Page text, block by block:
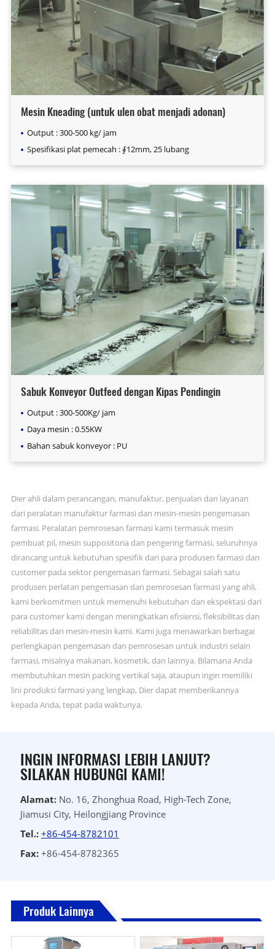
Mesin Kneading (untuk ulen obat menjadi adonan)
Output : 300-500 kg/ jam
Spesifikasi plat pemecah : ∮12mm, 25 lubang
Sabuk Konveyor Outfeed dengan Kipas Pendingin
Output : 300-500Kg/ jam
Daya mesin : 0.55KW
Bahan sabuk konveyor : PU
Dier ahli dalam perancangan, manufaktur, penjualan dan layanan
dari peralatan manufaktur farmasi dan mesin-mesin pengemasan
farmasi. Peralatan pemrosesan farmasi kami termasuk mesin
pembuat pil, mesin suppositoria dan pengering farmasi, seluruhnya
dirancang untuk kebutuhan spesifik dari para produsen farmasi dan
customer pada sektor pengemasan farmasi. Sebagai salah satu
produsen perlatan pengemasan dan pemrosesan farmasi yang ahli,
kami berkomitmen untuk memenuhi kebutuhan dan ekspektasi dari
para customer kami dengan meningkatkan efisiensi, fleksibilitas dan
reliabilitas dari mesin-mesin kami. Kami juga menawarkan berbagai
perlengkapan pengemasan dan pemrosesan untuk industri selain
farmasi, misalnya makanan, kosmetik, dan lainnya. Bilamana Anda
membutuhkan mesin packing vertikal saja, ataupun ingin memiliki
lini produksi farmasi yang lengkap, Dier dapat memberikannya
kepada Anda, tepat pada waktunya.
INGIN INFORMASI LEBIH LANJUT?
SILAKAN HUBUNGI KAMI!
Alamat:No. 16, Zhonghua Road, High-Tech Zone,
Jiamusi City, Heilongjiang Province
Tel.: +86-454-8782101
Fax:+86-454-8782365
Produk Lainnya